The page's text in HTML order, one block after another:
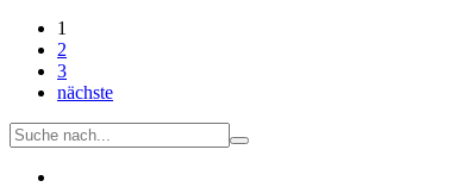
1
2
3
nächste